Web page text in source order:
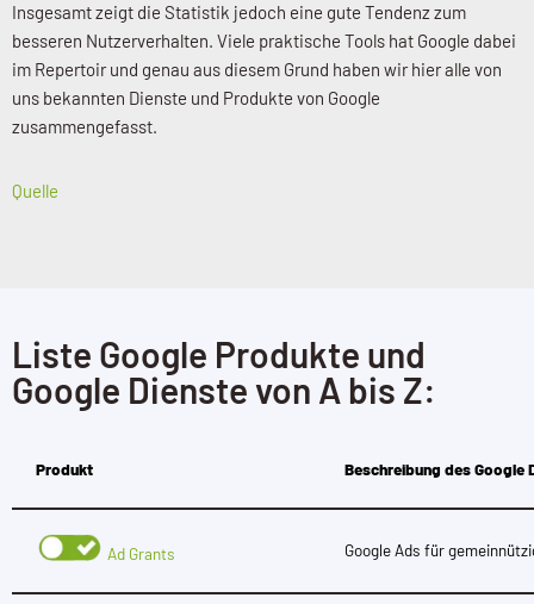
Insgesamt zeigt die Statistik jedoch eine gute Tendenz zum
besseren Nutzerverhalten. Viele praktische Tools hat Google dabei
im Repertoir und genau aus diesem Grund haben wir hier alle von
uns bekannten Dienste und Produkte von Google
zusammengefasst.
Quelle
Liste Google Produkte und
Google Dienste von A bis Z:
Produkt Beschreibung des Google
Ad Grants Google Ads für